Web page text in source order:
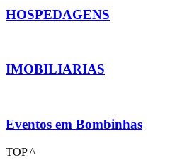
HOSPEDAGENS
IMOBILIARIAS
Eventos em Bombinhas
TOP ^